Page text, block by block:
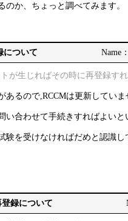
のか、ちょっと調べてみます。
について Name
が生じればその時に再登録す
るので,RCCMは更新していま
い合わせて手続きすればよいと
験を受けなければだめと認識し
録について